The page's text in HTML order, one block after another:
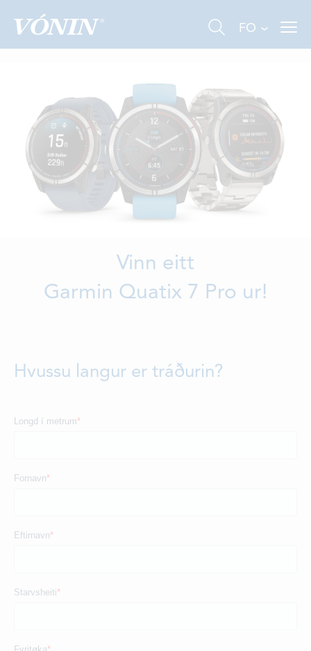
FISKIVINNA
VINNA Á LANDI
UM OKKUM
TÍÐINDI
FO
Vinn eitt
Garmin Quatix 7 Pro ur!
Hvussu langur er tráðurin?